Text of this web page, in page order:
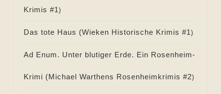
Krimis #1)
Das tote Haus (Wieken Historische Krimis #1)
Ad Enum. Unter blutiger Erde. Ein Rosenheim-
Krimi (Michael Warthens Rosenheimkrimis #2)